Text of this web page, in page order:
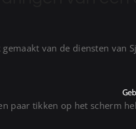
van de diensten van
paar tikken op het scherm